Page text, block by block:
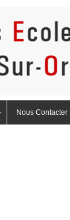
Nous Contacter